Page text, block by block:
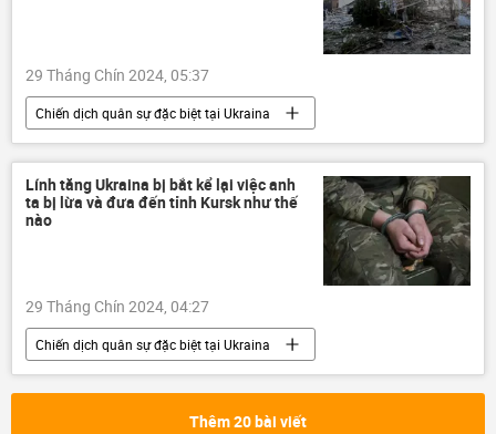
29 Tháng Chín 2024, 05:37
Chiến dịch quân sự đặc biệt tại Ukraina
Thế giới
Quân sự
Nga
Kursk
Ukraina
Cuộc khủng hoảng ở Ukraina
Lính tăng Ukraina bị bắt kể lại việc anh
ta bị lừa và đưa đến tỉnh Kursk như thế
nào
29 Tháng Chín 2024, 04:27
Chiến dịch quân sự đặc biệt tại Ukraina
Nga
Quân đội Nga
Ukraina
Cuộc khủng hoảng ở UkrainaThêm 20 bài viết